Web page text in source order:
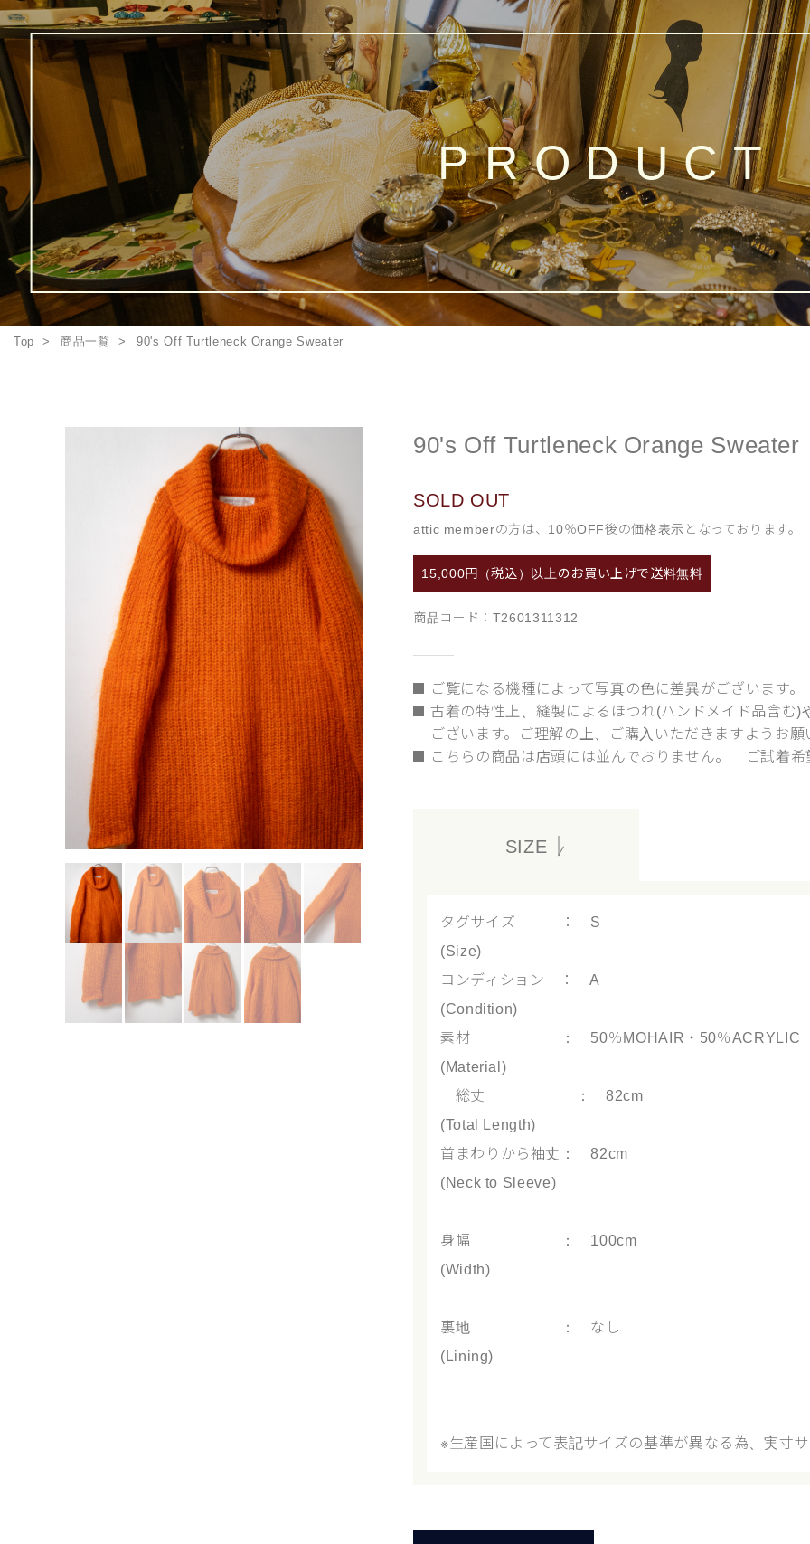
PRODUCT
Top 商品一覧 90's Off Turtleneck Orange Sweater
90's Off Turtleneck Orange Sweater
SOLD OUT
attic memberの方は、10％OFF後の価格表示となっております。
15,000円（税込）以上のお買い上げで送料無料
商品コード： T2601311312
ご覧になる機種によって写真の色に差異がございます。
古着の特性上、縫製によるほつれ(ハンドメイド品含む
ございます。ご理解の上、ご購入いただきますようお願
こちらの商品は店頭には並んでおりません。 ご試着希
SIZE
タグサイズ ： S
(Size)
コンディション ： A
(Condition)
素材 ： 50％MOHAIR・50％ACRYLIC
(Material)
総丈 ： 82cm
(Total Length)
首まわりから袖丈： 82cm
(Neck to Sleeve)
身幅 ： 100cm
(Width)
裏地 ： なし
(Lining)
※生産国によって表記サイズの基準が異なる為、実寸